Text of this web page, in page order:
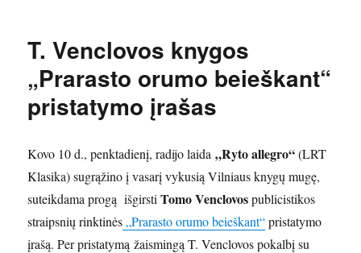
T. Venclovos knygos
„Prarasto orumo beieškant“
pristatymo įrašas
Kovo 10 d., penktadienį, radijo laida„Ryto allegro“(LRT
Klasika) sugrąžino į vasarį vykusią Vilniaus knygų mugę,
suteikdama progą išgirstiTomo Venclovospublicistikos
straipsnių rinktinės „Prarasto orumo beieškant“pristatymo
įrašą. Per pristatymą žaismingą T. Venclovos pokalbį su